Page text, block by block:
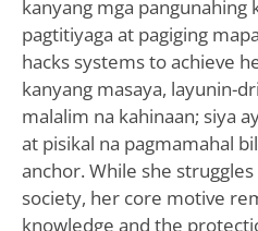
kanyang mga pangunahing
pagtitiyaga at pagiging
hacks systems to achieve
kanyang masaya, layunin-
malalim na kahinaan; siya
at pisikal na pagmamahal
anchor. While she
society, her core motive
knowledge and the